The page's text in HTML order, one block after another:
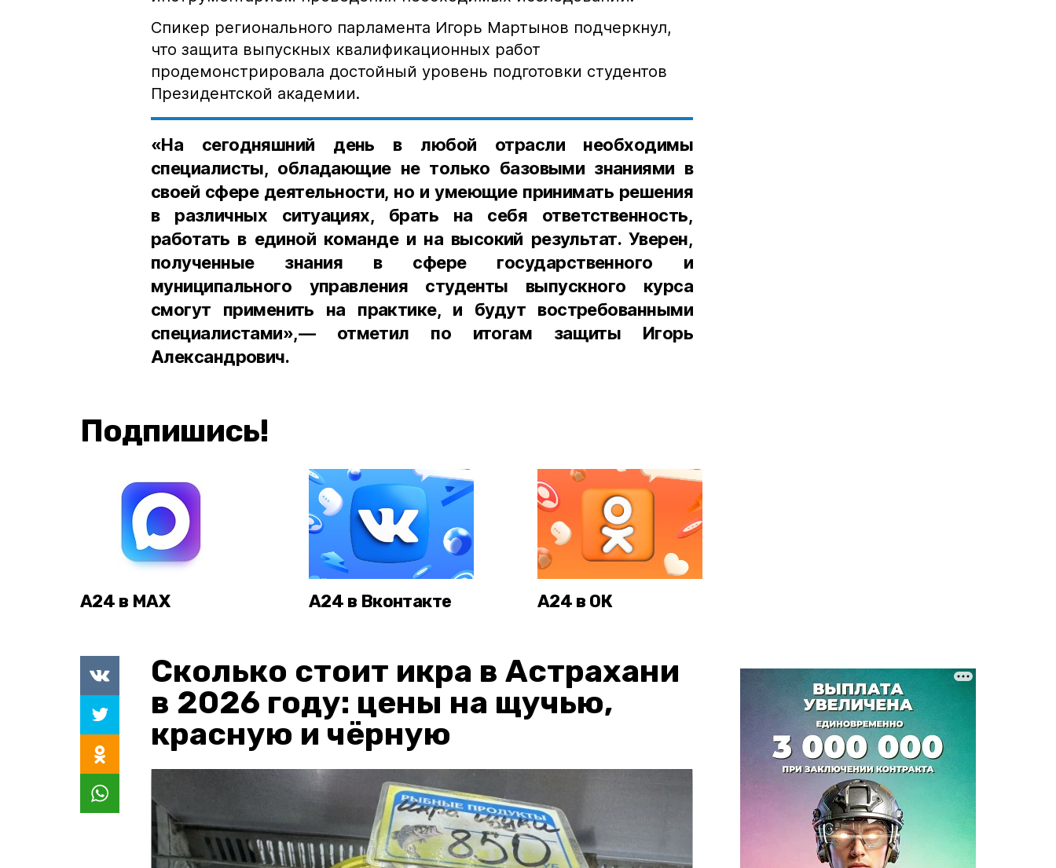
Спикер регионального парламента Игорь Мартынов подчеркнул,
что защита выпускных квалификационных работ
продемонстрировала достойный уровень подготовки студентов
Президентской академии.
«На сегодняшний день в любой отрасли необходимы
специалисты, обладающие не только базовыми знаниями в
своей сфере деятельности, но и умеющие принимать решения
в различных ситуациях, брать на себя ответственность,
работать в единой команде и на высокий результат. Уверен,
полученные знания в сфере государственного и
муниципального управления студенты выпускного курса
смогут применить на практике, и будут востребованными
специалистами»,— отметил по итогам защиты Игорь
Александрович.
Подпишись!
А24 в MAX А24 в Вконтакте А24 в ОК
Сколько стоит икра в Астрахани
в 2026 году: цены на щучью,
красную и чёрную